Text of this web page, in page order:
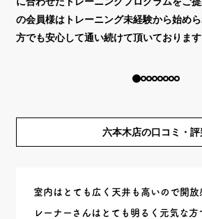
の会員様はトレーニング未経験から始め
方でも安心して通い続けて頂いております
六本木店の口コミ・評
室内はとても広く天井も高いので開放
レーナーさんはとても明るく元気な方